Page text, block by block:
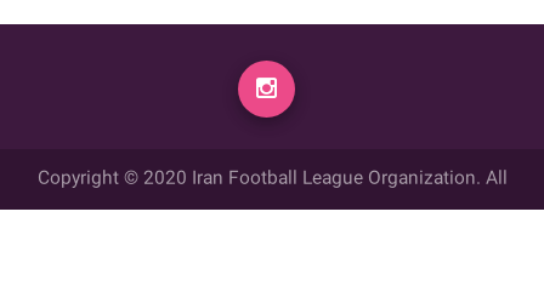
Copyright © 2020 Iran Football League Organization. All